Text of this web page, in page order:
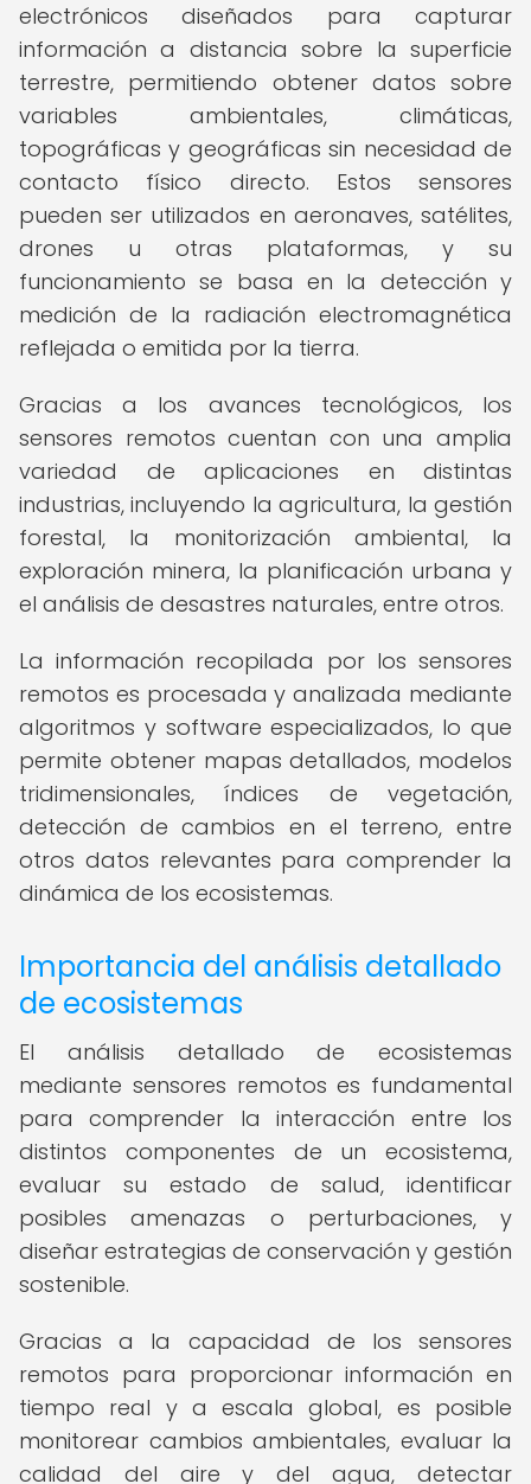
electrónicos diseñados para capturar
información a distancia sobre la superficie
terrestre, permitiendo obtener datos sobre
variables ambientales, climáticas,
topográficas y geográficas sin necesidad de
contacto físico directo. Estos sensores
pueden ser utilizados en aeronaves, satélites,
drones u otras plataformas, y su
funcionamiento se basa en la detección y
medición de la radiación electromagnética
reflejada o emitida por la tierra.
Gracias a los avances tecnológicos, los
sensores remotos cuentan con una amplia
variedad de aplicaciones en distintas
industrias, incluyendo la agricultura, la gestión
forestal, la monitorización ambiental, la
exploración minera, la planificación urbana y
el análisis de desastres naturales, entre otros.
La información recopilada por los sensores
remotos es procesada y analizada mediante
algoritmos y software especializados, lo que
permite obtener mapas detallados, modelos
tridimensionales, índices de vegetación,
detección de cambios en el terreno, entre
otros datos relevantes para comprender la
dinámica de los ecosistemas.
Importancia del análisis detallado
de ecosistemas
El análisis detallado de ecosistemas
mediante sensores remotos es fundamental
para comprender la interacción entre los
distintos componentes de un ecosistema,
evaluar su estado de salud, identificar
posibles amenazas o perturbaciones, y
diseñar estrategias de conservación y gestión
sostenible.
Gracias a la capacidad de los sensores
remotos para proporcionar información en
tiempo real y a escala global, es posible
monitorear cambios ambientales, evaluar la
calidad del aire y del agua, detectar